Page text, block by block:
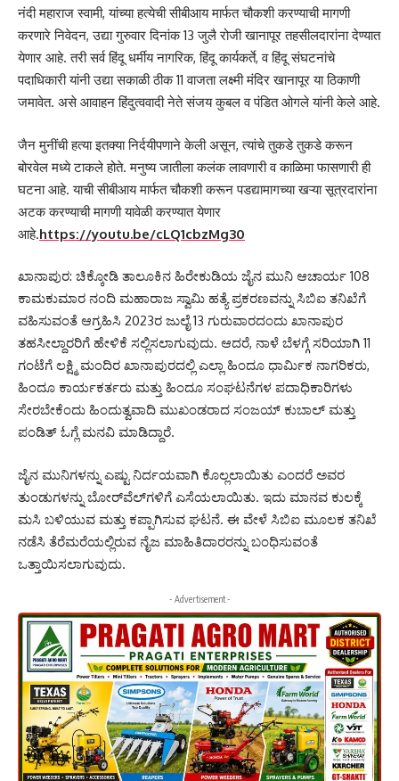
नंदी महाराज स्वामी, यांच्या हत्येची सीबीआय मार्फत चौकशी करण्याची मागणी
करणारे निवेदन, उद्या गुरुवार दिनांक 13 जुलै रोजी खानापूर तहसीलदारांना देण्यात
येणार आहे. तरी सर्व हिंदू धर्मीय नागरिक, हिंदू कार्यकर्ते, व हिंदू संघटनांचे
पदाधिकारी यांनी उद्या सकाळी ठीक 11 वाजता लक्ष्मी मंदिर खानापूर या ठिकाणी
जमावेत. असे आवाहन हिंदुत्ववादी नेते संजय कुबल व पंडित ओगले यांनी केले आहे.
जैन मुनींची हत्या इतक्या निर्दयीपणाने केली असून, त्यांचे तुकडे तुकडे करून
बोरवेल मध्ये टाकले होते. मनुष्य जातीला कलंक लावणारी व काळिमा फासणारी ही
घटना आहे. याची सीबीआय मार्फत चौकशी करून पडद्यामागच्या खऱ्या सूत्रदारांना
अटक करण्याची मागणी यावेळी करण्यात येणार
आहे.https://youtu.be/cLQ1cbzMg30
ಖಾನಾಪುರ: ಚಿಕ್ಕೋಡಿ ತಾಲೂಕಿನ ಹಿರೇಕುಡಿಯ ಜೈನ ಮುನಿ ಆಚಾರ್ಯ 108
ಕಾಮಕುಮಾರ ನಂದಿ ಮಹಾರಾಜ ಸ್ವಾಮಿ ಹತ್ಯೆ ಪ್ರಕರಣವನ್ನು ಸಿಬಿಐ ತನಿಖೆಗೆ
ವಹಿಸುವಂತೆ ಆಗ್ರಹಿಸಿ 2023ರ ಜುಲೈ 13 ಗುರುವಾರದಂದು ಖಾನಾಪುರ
ತಹಸೀಲ್ದಾರರಿಗೆ ಹೇಳಿಕೆ ಸಲ್ಲಿಸಲಾಗುವುದು. ಆದರೆ, ನಾಳೆ ಬೆಳಗ್ಗೆ ಸರಿಯಾಗಿ 11
ಗಂಟೆಗೆ ಲಕ್ಷ್ಮಿ ಮಂದಿರ ಖಾನಾಪುರದಲ್ಲಿ ಎಲ್ಲಾ ಹಿಂದೂ ಧಾರ್ಮಿಕ ನಾಗರಿಕರು,
ಹಿಂದೂ ಕಾರ್ಯಕರ್ತರು ಮತ್ತು ಹಿಂದೂ ಸಂಘಟನೆಗಳ ಪದಾಧಿಕಾರಿಗಳು
ಸೇರಬೇಕೆಂದು ಹಿಂದುತ್ವವಾದಿ ಮುಖಂಡರಾದ ಸಂಜಯ್ ಕುಬಾಲ್ ಮತ್ತು
ಪಂಡಿತ್ ಓಗ್ಲೆ ಮನವಿ ಮಾಡಿದ್ದಾರೆ.
ಜೈನ ಮುನಿಗಳನ್ನು ಎಷ್ಟು ನಿರ್ದಯವಾಗಿ ಕೊಲ್ಲಲಾಯಿತು ಎಂದರೆ ಅವರ
ತುಂಡುಗಳನ್ನು ಬೋರ್‌ವೆಲ್‌ಗಳಿಗೆ ಎಸೆಯಲಾಯಿತು. ಇದು ಮಾನವ ಕುಲಕ್ಕೆ
ಮಸಿ ಬಳಿಯುವ ಮತ್ತು ಕಪ್ಪಾಗಿಸುವ ಘಟನೆ. ಈ ವೇಳೆ ಸಿಬಿಐ ಮೂಲಕ ತನಿಖೆ
ನಡೆಸಿ ತೆರೆಮರೆಯಲ್ಲಿರುವ ನೈಜ ಮಾಹಿತಿದಾರರನ್ನು ಬಂಧಿಸುವಂತೆ
ಒತ್ತಾಯಿಸಲಾಗುವುದು.
- Advertisement -